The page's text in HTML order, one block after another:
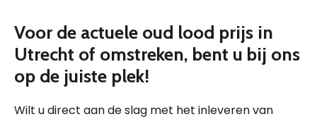
Voor de actuele oud lood prijs in
Utrecht of omstreken, bent u bij ons
op de juiste plek!
Wilt u direct aan de slag met het inleveren van